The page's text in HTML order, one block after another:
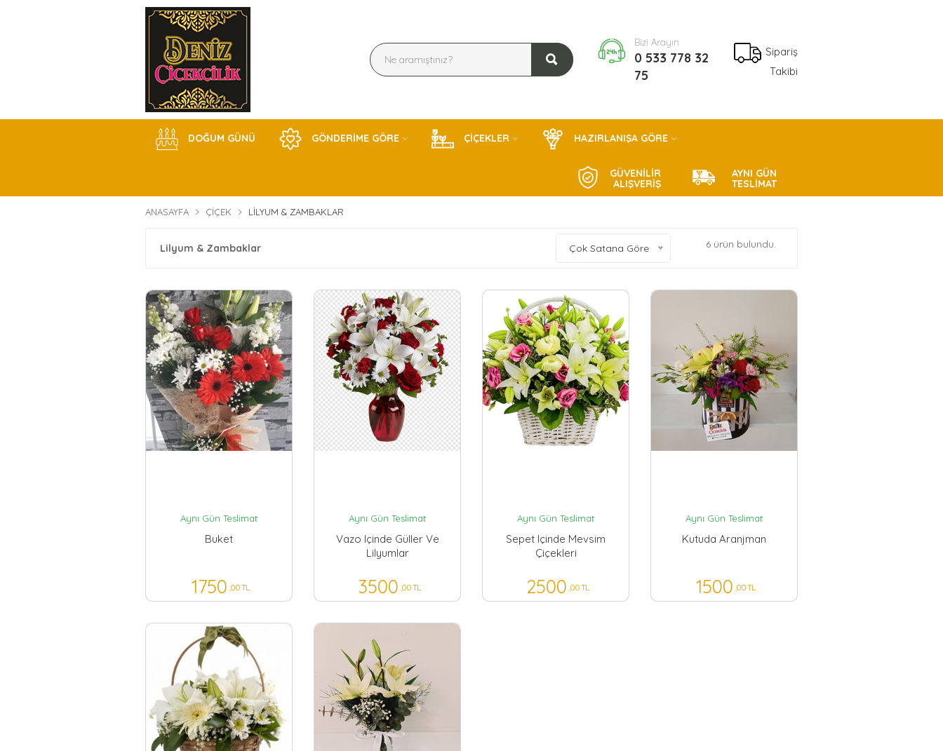
Sipariş
Takibi
Bizi Arayın
0 533 778 32
75
DOĞUM GÜNÜ GÖNDERİME GÖRE ÇİÇEKLER HAZIRLANIŞA GÖRE
AYNI GÜN
TESLİMAT
GÜVENİLİR
ALIŞVERİŞ
ANASAYFA ÇIÇEK LILYUM & ZAMBAKLAR
Lilyum & Zambaklar Çok Satana Göre 6 ürün bulundu.
Aynı Gün Teslimat
Buket
1750 ,00 TL
Aynı Gün Teslimat
Vazo Içinde Güller Ve
Lilyumlar
3500 ,00 TL
Aynı Gün Teslimat
Sepet Içinde Mevsim
Çiçekleri
2500 ,00 TL
Aynı Gün Teslimat
Kutuda Aranjman
1500 ,00 TL